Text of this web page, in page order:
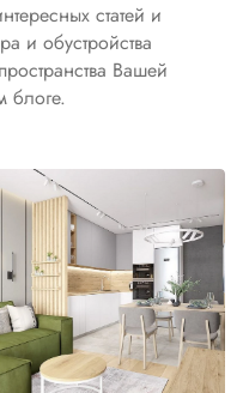
статей и
и обустройства
Вашей
блоге.